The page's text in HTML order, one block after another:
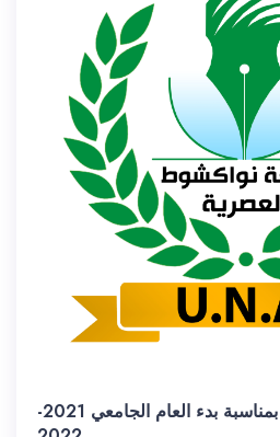
كلمة رئيس الجامعة بمناسبة بدء العام الجامعي 2021-